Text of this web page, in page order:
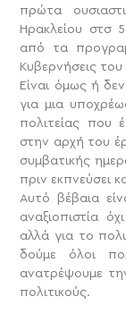
πρώτα
Ηρακλείου στσ
από τα
Κυβερνήσεις
Είναι όμως ή
για μια
πολιτείας που
στην αρχή του
συμβατικής
πριν εκπνεύσει
Αυτό βέβαια
αναξιοπιστία
αλλά για το
δούμε όλοι
ανατρέψουμε
πολιτικούς.